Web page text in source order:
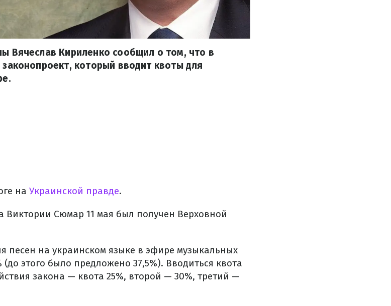
Вячеслав Кириленко сообщил о том, что в
который вводит квоты для
на Украинской правде.
Виктории Сюмар 11 мая был получен Верховной
песен на украинском языке в эфире музыкальных
(до этого было предложено 37,5%). Вводиться квота
закона — квота 25%, второй — 30%, третий —